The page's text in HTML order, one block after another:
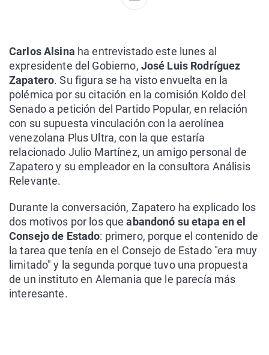
Carlos Alsina ha entrevistado este lunes al
expresidente del Gobierno, José Luis Rodríguez
Zapatero.Su figura se ha visto envuelta en la
polémica por su citación en la comisión Koldo del
Senado a petición del Partido Popular, en relación
con su supuesta vinculación con la aerolínea
venezolana Plus Ultra, con la que estaría
relacionado Julio Martínez, un amigo personal de
Zapatero y su empleador en la consultora Análisis
Relevante.
Durante la conversación, Zapatero ha explicado los
dos motivos por los que abandonó su etapa en el
Consejo de Estado: primero, porque el contenido de
la tarea que tenía en el Consejo de Estado "era muy
limitado" y la segunda porque tuvo una propuesta
de un instituto en Alemania que le parecía más
interesante.